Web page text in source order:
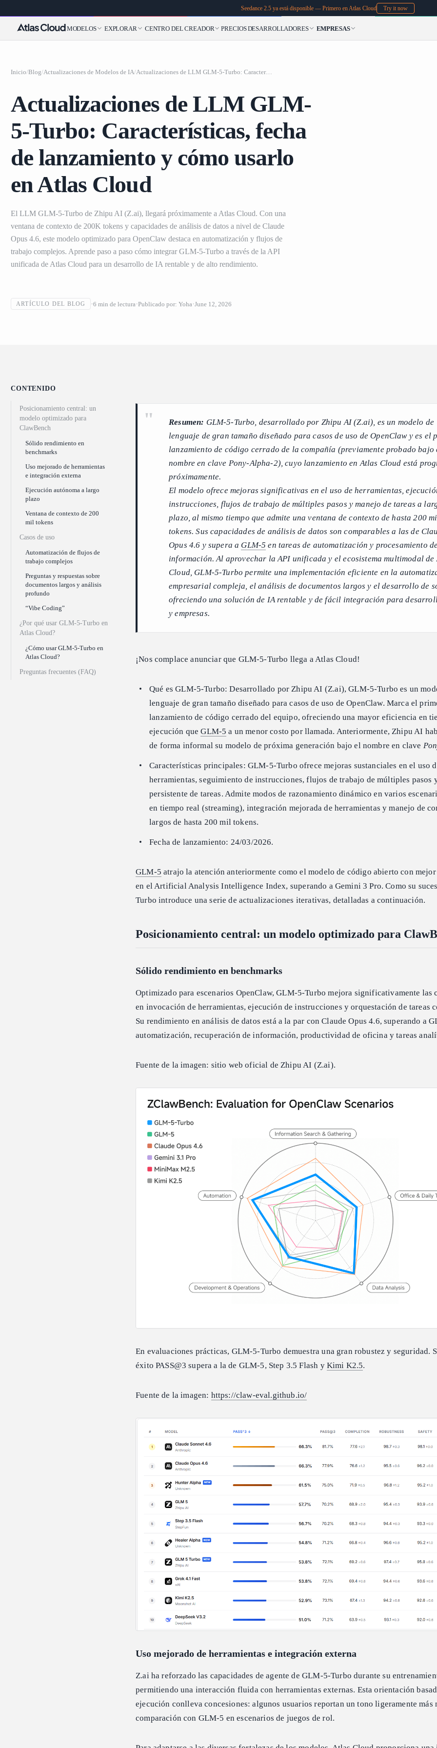
Seedance 2.5 ya está disponible — Primero en Atlas Cloud Try it now
MODELOS EXPLORAR CENTRO DEL CREADOR PRECIOSDESARROLLADORES EMPRESAS
Inicio/Blog/Actualizaciones de Modelos de IA/ Actualizaciones de LLM GLM-5-Turbo: Características, fecha de lanzamiento y cómo usarlo en Atlas Cloud
Actualizaciones de LLM GLM-
5-Turbo: Características, fecha
de lanzamiento y cómo usarlo
en Atlas Cloud
El LLM GLM-5-Turbo de Zhipu AI (Z.ai), llegará próximamente a Atlas Cloud. Con una
ventana de contexto de 200K tokens y capacidades de análisis de datos a nivel de Claude
Opus 4.6, este modelo optimizado para OpenClaw destaca en automatización y flujos de
trabajo complejos. Aprende paso a paso cómo integrar GLM-5-Turbo a través de la API
unificada de Atlas Cloud para un desarrollo de IA rentable y de alto rendimiento.
ARTÍCULO DEL BLOG 6 min de lectura Publicado por: Yoha June 12, 2026
CONTENIDO
Posicionamiento central: un
modelo optimizado para
ClawBench
Sólido rendimiento en
benchmarks
Uso mejorado de herramientas
e integración externa
Ejecución autónoma a largo
plazo
Ventana de contexto de 200
mil tokens
Casos de uso
Automatización de flujos de
trabajo complejos
Preguntas y respuestas sobre
documentos largos y análisis
profundo
“Vibe Coding”
¿Por qué usar GLM-5-Turbo en
Atlas Cloud?
¿Cómo usar GLM-5-Turbo en
Atlas Cloud?
Preguntas frecuentes (FAQ)
Resumen: GLM-5-Turbo, desarrollado por Zhipu AI (Z.ai), es un modelo de
lenguaje de gran tamaño diseñado para casos de uso de OpenClaw y es el
lanzamiento de código cerrado de la compañía (previamente probado bajo
nombre en clave Pony-Alpha-2), cuyo lanzamiento en Atlas Cloud está
próximamente.
El modelo ofrece mejoras significativas en el uso de herramientas,
instrucciones, flujos de trabajo de múltiples pasos y manejo de tareas a
plazo, al mismo tiempo que admite una ventana de contexto de hasta 200
tokens. Sus capacidades de análisis de datos son comparables a las de
Opus 4.6 y supera a GLM-5 en tareas de automatización y procesamiento de
información. Al aprovechar la API unificada y el ecosistema multimodal de
Cloud, GLM-5-Turbo permite una implementación eficiente en la
empresarial compleja, el análisis de documentos largos y el desarrollo de
ofreciendo una solución de IA rentable y de fácil integración para
y empresas.
¡Nos complace anunciar que GLM-5-Turbo llega a Atlas Cloud!
Qué es GLM-5-Turbo: Desarrollado por Zhipu AI (Z.ai), GLM-5-Turbo es un
lenguaje de gran tamaño diseñado para casos de uso de OpenClaw. Marca el
lanzamiento de código cerrado del equipo, ofreciendo una mayor eficiencia en
ejecución queGLM-5 a un menor costo por llamada. Anteriormente, Zhipu AI
de forma informal su modelo de próxima generación bajo el nombre en clave
Características principales: GLM-5-Turbo ofrece mejoras sustanciales en el uso
herramientas, seguimiento de instrucciones, flujos de trabajo de múltiples pasos
persistente de tareas. Admite modos de razonamiento dinámico en varios
en tiempo real (streaming), integración mejorada de herramientas y manejo de
largos de hasta 200 mil tokens.
Fecha de lanzamiento: 24/03/2026.
GLM-5 atrajo la atención anteriormente como el modelo de código abierto con
en el Artificial Analysis Intelligence Index, superando a Gemini 3 Pro. Como su
Turbo introduce una serie de actualizaciones iterativas, detalladas a continuación.
Posicionamiento central: un modelo optimizado para
Sólido rendimiento en benchmarks
Optimizado para escenarios OpenClaw, GLM-5-Turbo mejora significativamente las
en invocación de herramientas, ejecución de instrucciones y orquestación de tareas
Su rendimiento en análisis de datos está a la par con Claude Opus 4.6, superando a
automatización, recuperación de información, productividad de oficina y tareas
Fuente de la imagen: sitio web oficial de Zhipu AI (Z.ai).
En evaluaciones prácticas, GLM-5-Turbo demuestra una gran robustez y seguridad.
éxito PASS@3 supera a la de GLM-5, Step 3.5 Flash y Kimi K2.5.
Fuente de la imagen: https://claw-eval.github.io/
Uso mejorado de herramientas e integración externa
Z.ai ha reforzado las capacidades de agente de GLM-5-Turbo durante su
permitiendo una interacción fluida con herramientas externas. Esta orientación
ejecución conlleva concesiones: algunos usuarios reportan un tono ligeramente más
comparación con GLM-5 en escenarios de juegos de rol.